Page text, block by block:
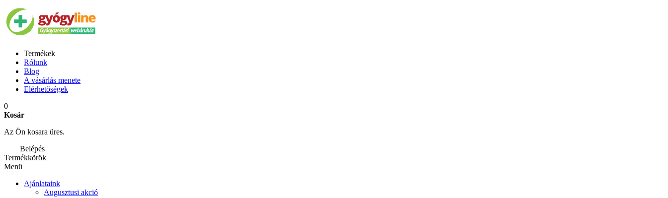
Termékek
Rólunk
Blog
A vásárlás menete
Elérhetőségek
0
Kosár
Az Ön kosara üres.
Belépés
Termékkörök
Menü
Ajánlataink
Augusztusi akció